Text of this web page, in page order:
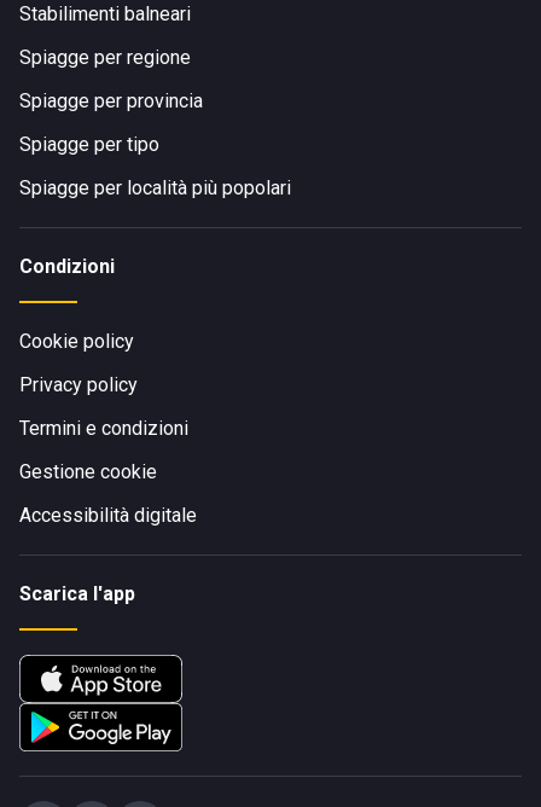
Stabilimenti balneari
Spiagge per regione
Spiagge per provincia
Spiagge per tipo
Spiagge per località più popolari
Condizioni
Cookie policy
Privacy policy
Termini e condizioni
Gestione cookie
Accessibilità digitale
Scarica l'app